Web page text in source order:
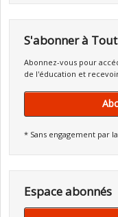
S'abonner à
Abonnez-vous pour
de l'éducation et
* Sans engagement par
Espace abonnés